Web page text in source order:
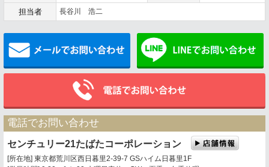
担当者 長谷川 浩二
メールでお問い合わせ
電話でお問い合わせ
センチュリー21たばたコーポレーション
[所在地] 東京都荒川区西日暮里2-39-7 GSハイム日暮里1F